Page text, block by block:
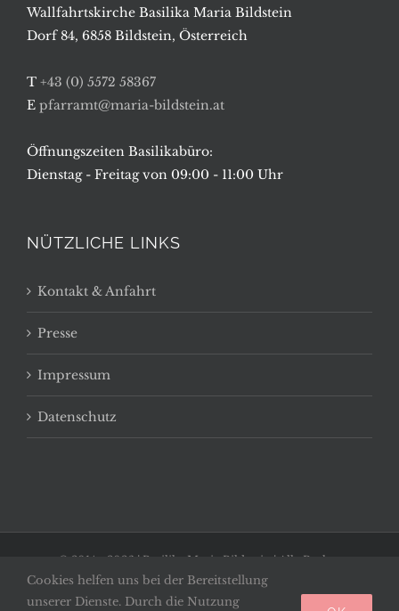
Wallfahrtskirche Basilika Maria Bildstein
Dorf 84, 6858 Bildstein, Österreich
T +43 (0) 5572 58367
E pfarramt@maria-bildstein.at
Öffnungszeiten Basilikabüro:
Dienstag - Freitag von 09:00 - 11:00 Uhr
NÜTZLICHE LINKS
Kontakt & Anfahrt
Presse
Impressum
Datenschutz
© 2014 - 2026 | Basilika Maria Bildstein | Alle Rechte
vorbehalten
Cookies helfen uns bei der Bereitstellung
unserer Dienste. Durch die Nutzung